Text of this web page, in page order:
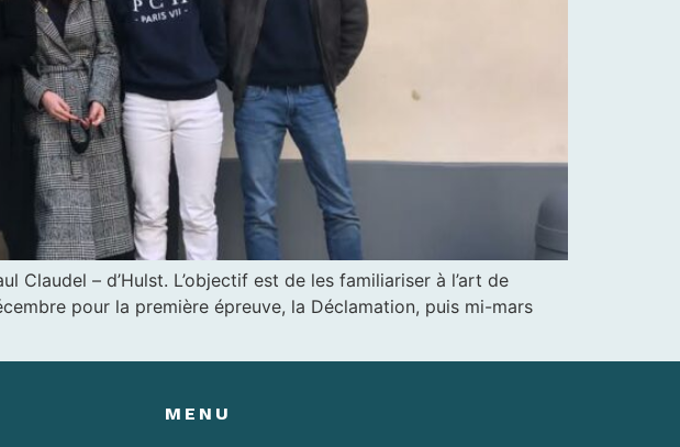
Claudel – d’Hulst. L’objectif est de les familiariser à l’art de
pour la première épreuve, la Déclamation, puis mi-mars
MENU